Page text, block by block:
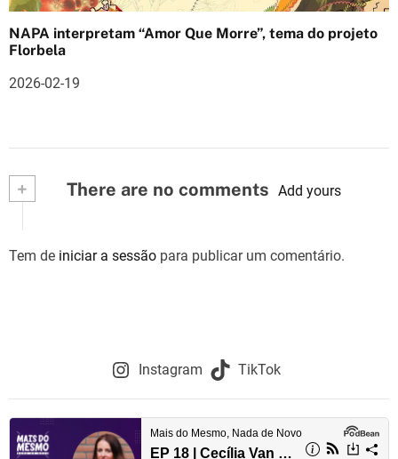
NAPA interpretam “Amor Que Morre”, tema do projeto
Florbela
2026-02-19
+ There are no comments Add yours
Tem de iniciar a sessão para publicar um comentário.
Instagram TikTok